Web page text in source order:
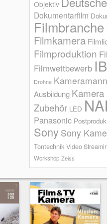
Objektiv
Dokumentarfilm
Filmbranche
Filmkamera
Filmproduktion
Filmwettbewerb
Drohne Kameramann
Ausbildung Kamera
Zubehör LED
Panasonic
Sony Sony
Tontechnik Video
Workshop Zeiss